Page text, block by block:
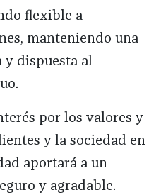
flexible a
manteniendo una
dispuesta al
por los valores y
y la sociedad en
aportará a un
y agradable.